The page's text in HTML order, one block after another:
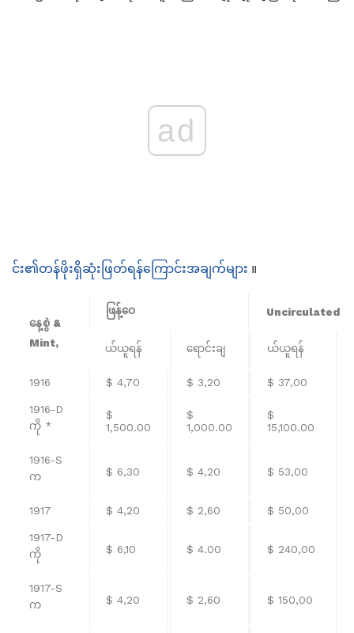
ad
င်း၏တန်ဖိုးရှိဆုံးဖြတ်ရန်ကြောင်းအချက်များ ။
နေ့စွဲ &
Mint,
ဖြန့်ဝေ Uncirculated
ယ်ယူရန် ရောင်းချ ယ်ယူရန်
1916 $ 4,70 $ 3,20 $ 37,00
1916-D
ကို *
$
1,500.00
$
1,000.00
$
15,100.00
1916-S
က
$ 6,30 $ 4,20 $ 53,00
1917 $ 4,20 $ 2,60 $ 50,00
1917-D
ကို
$ 6,10 $ 4.00 $ 240,00
1917-S
က
$ 4,20 $ 2,60 $ 150,00